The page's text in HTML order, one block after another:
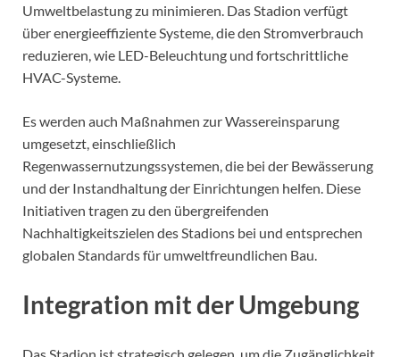
Umweltbelastung zu minimieren. Das Stadion verfügt
über energieeffiziente Systeme, die den Stromverbrauch
reduzieren, wie LED-Beleuchtung und fortschrittliche
HVAC-Systeme.
Es werden auch Maßnahmen zur Wassereinsparung
umgesetzt, einschließlich
Regenwassernutzungssystemen, die bei der Bewässerung
und der Instandhaltung der Einrichtungen helfen. Diese
Initiativen tragen zu den übergreifenden
Nachhaltigkeitszielen des Stadions bei und entsprechen
globalen Standards für umweltfreundlichen Bau.
Integration mit der Umgebung